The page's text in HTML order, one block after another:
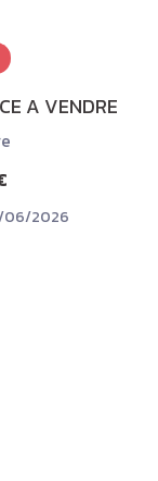
A VENDRE
06/2026